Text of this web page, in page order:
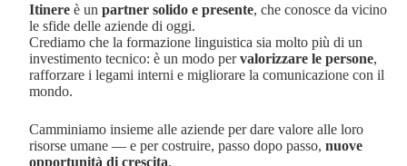
Itinere è un partner solido e presente, che conosce da vicino
le sfide delle aziende di oggi.
Crediamo che la formazione linguistica sia molto più di un
investimento tecnico: è un modo pervalorizzare le persone,
rafforzare i legami interni e migliorare la comunicazione con il
mondo.
Camminiamo insieme alle aziende per dare valore alle loro
risorse umane — e per costruire, passo dopo passo, nuove
opportunità di crescita.